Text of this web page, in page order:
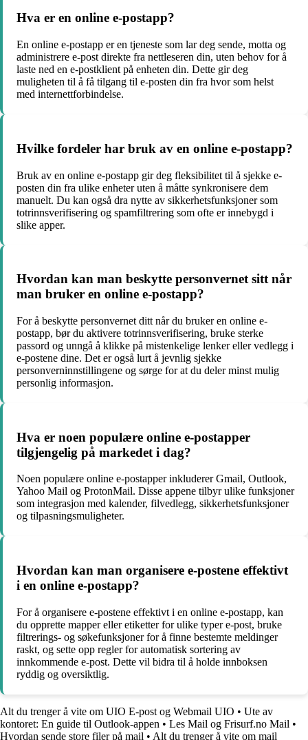
Hva er en online e-postapp?
En online e-postapp er en tjeneste som lar deg sende, motta og
administrere e-post direkte fra nettleseren din, uten behov for å
laste ned en e-postklient på enheten din. Dette gir deg
muligheten til å få tilgang til e-posten din fra hvor som helst
med internettforbindelse.
Hvilke fordeler har bruk av en online e-postapp?
Bruk av en online e-postapp gir deg fleksibilitet til å sjekke e-
posten din fra ulike enheter uten å måtte synkronisere dem
manuelt. Du kan også dra nytte av sikkerhetsfunksjoner som
totrinnsverifisering og spamfiltrering som ofte er innebygd i
slike apper.
Hvordan kan man beskytte personvernet sitt når
man bruker en online e-postapp?
For å beskytte personvernet ditt når du bruker en online e-
postapp, bør du aktivere totrinnsverifisering, bruke sterke
passord og unngå å klikke på mistenkelige lenker eller vedlegg i
e-postene dine. Det er også lurt å jevnlig sjekke
personverninnstillingene og sørge for at du deler minst mulig
personlig informasjon.
Hva er noen populære online e-postapper
tilgjengelig på markedet i dag?
Noen populære online e-postapper inkluderer Gmail, Outlook,
Yahoo Mail og ProtonMail. Disse appene tilbyr ulike funksjoner
som integrasjon med kalender, filvedlegg, sikkerhetsfunksjoner
og tilpasningsmuligheter.
Hvordan kan man organisere e-postene effektivt
i en online e-postapp?
For å organisere e-postene effektivt i en online e-postapp, kan
du opprette mapper eller etiketter for ulike typer e-post, bruke
filtrerings- og søkefunksjoner for å finne bestemte meldinger
raskt, og sette opp regler for automatisk sortering av
innkommende e-post. Dette vil bidra til å holde innboksen
ryddig og oversiktlig.
Alt du trenger å vite om UIO E-post og Webmail UIO • Ute av
kontoret: En guide til Outlook-appen • Les Mail og Frisurf.no Mail •
Hvordan sende store filer på mail • Alt du trenger å vite om mail